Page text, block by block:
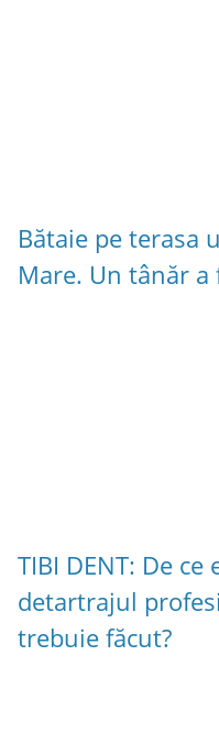
Bătaie pe terasa
Mare. Un tânăr
TIBI DENT: De
detartrajul
trebuie făcut?